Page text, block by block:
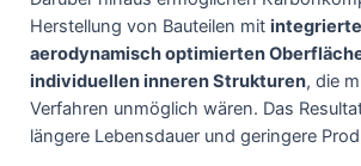
Herstellung von Bauteilen mit
aerodynamisch optimierten
individuellen inneren Strukturen, die
Verfahren unmöglich wären. Das
längere Lebensdauer und geringere